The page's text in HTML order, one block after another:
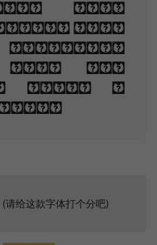
Love
upon
And hid
amid a
(请给这款字体打个分吧)